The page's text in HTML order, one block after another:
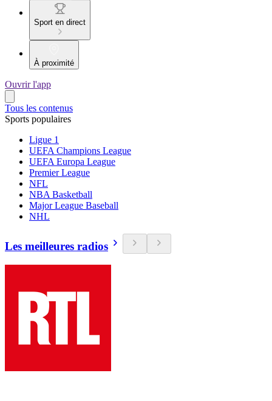
Sport en direct
À proximité
Ouvrir l'app
Tous les contenus
Sports populaires
Ligue 1
UEFA Champions League
UEFA Europa League
Premier League
NFL
NBA Basketball
Major League Baseball
NHL
Les meilleures radios